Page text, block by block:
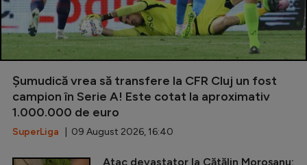
Șumudică vrea să transfere la CFR Cluj un fost
campion în Serie A! Este cotat la aproximativ
1.000.000 de euro
SuperLiga | 09 August 2026, 16:40
Atac devastator la Cătălin Moroșanu: